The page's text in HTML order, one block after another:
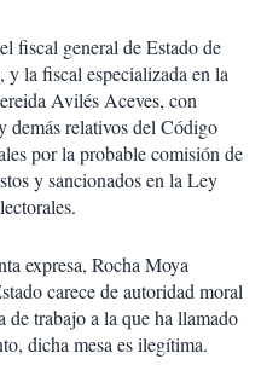
fiscal general de Estado de
y la fiscal especializada en la
Avilés Aceves, con
demás relativos del Código
por la probable comisión de
y sancionados en la Ley
expresa, Rocha Moya
carece de autoridad moral
de trabajo a la que ha llamado
dicha mesa es ilegítima.